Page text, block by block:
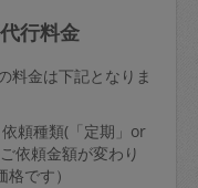
行料金
料金は下記となりま
頼種類(「定期」or
依頼金額が変わり
です）